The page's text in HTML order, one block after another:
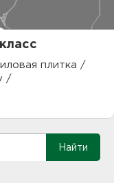
плитка /
/